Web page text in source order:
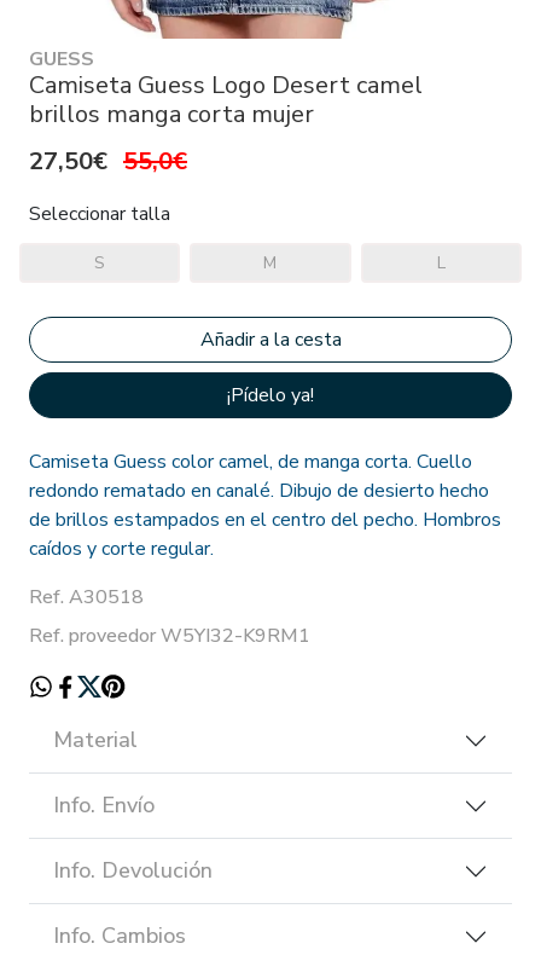
GUESS
Camiseta Guess Logo Desert camel
brillos manga corta mujer
27,50€ 55,0€
Seleccionar talla
S M L
¡Pídelo ya!
Camiseta Guess color camel, de manga corta. Cuello
redondo rematado en canalé. Dibujo de desierto hecho
de brillos estampados en el centro del pecho. Hombros
caídos y corte regular.
Ref. A30518
Ref. proveedor W5YI32-K9RM1
Material
Info. Envío
Info. Devolución
Info. Cambios